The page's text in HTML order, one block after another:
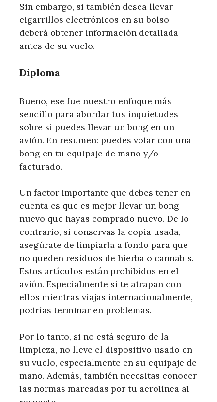
Sin embargo, si también desea llevar
cigarrillos electrónicos en su bolso,
deberá obtener información detallada
antes de su vuelo.
Diploma
Bueno, ese fue nuestro enfoque más
sencillo para abordar tus inquietudes
sobre si puedes llevar un bong en un
avión. En resumen: puedes volar con una
bong en tu equipaje de mano y/o
facturado.
Un factor importante que debes tener en
cuenta es que es mejor llevar un bong
nuevo que hayas comprado nuevo. De lo
contrario, si conservas la copia usada,
asegúrate de limpiarla a fondo para que
no queden residuos de hierba o cannabis.
Estos artículos están prohibidos en el
avión. Especialmente si te atrapan con
ellos mientras viajas internacionalmente,
podrías terminar en problemas.
Por lo tanto, si no está seguro de la
limpieza, no lleve el dispositivo usado en
su vuelo, especialmente en su equipaje de
mano. Además, también necesitas conocer
las normas marcadas por tu aerolínea al